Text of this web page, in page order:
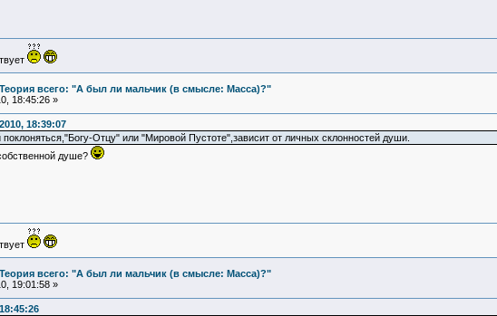
всего: "А был ли мальчик (в смысле: Масса)?"
18:45:26 »
18:39:07
поклоняться,"Богу-Отцу" или "Мировой Пустоте",зависит от личных склонностей души.
душе?
всего: "А был ли мальчик (в смысле: Масса)?"
19:01:58 »